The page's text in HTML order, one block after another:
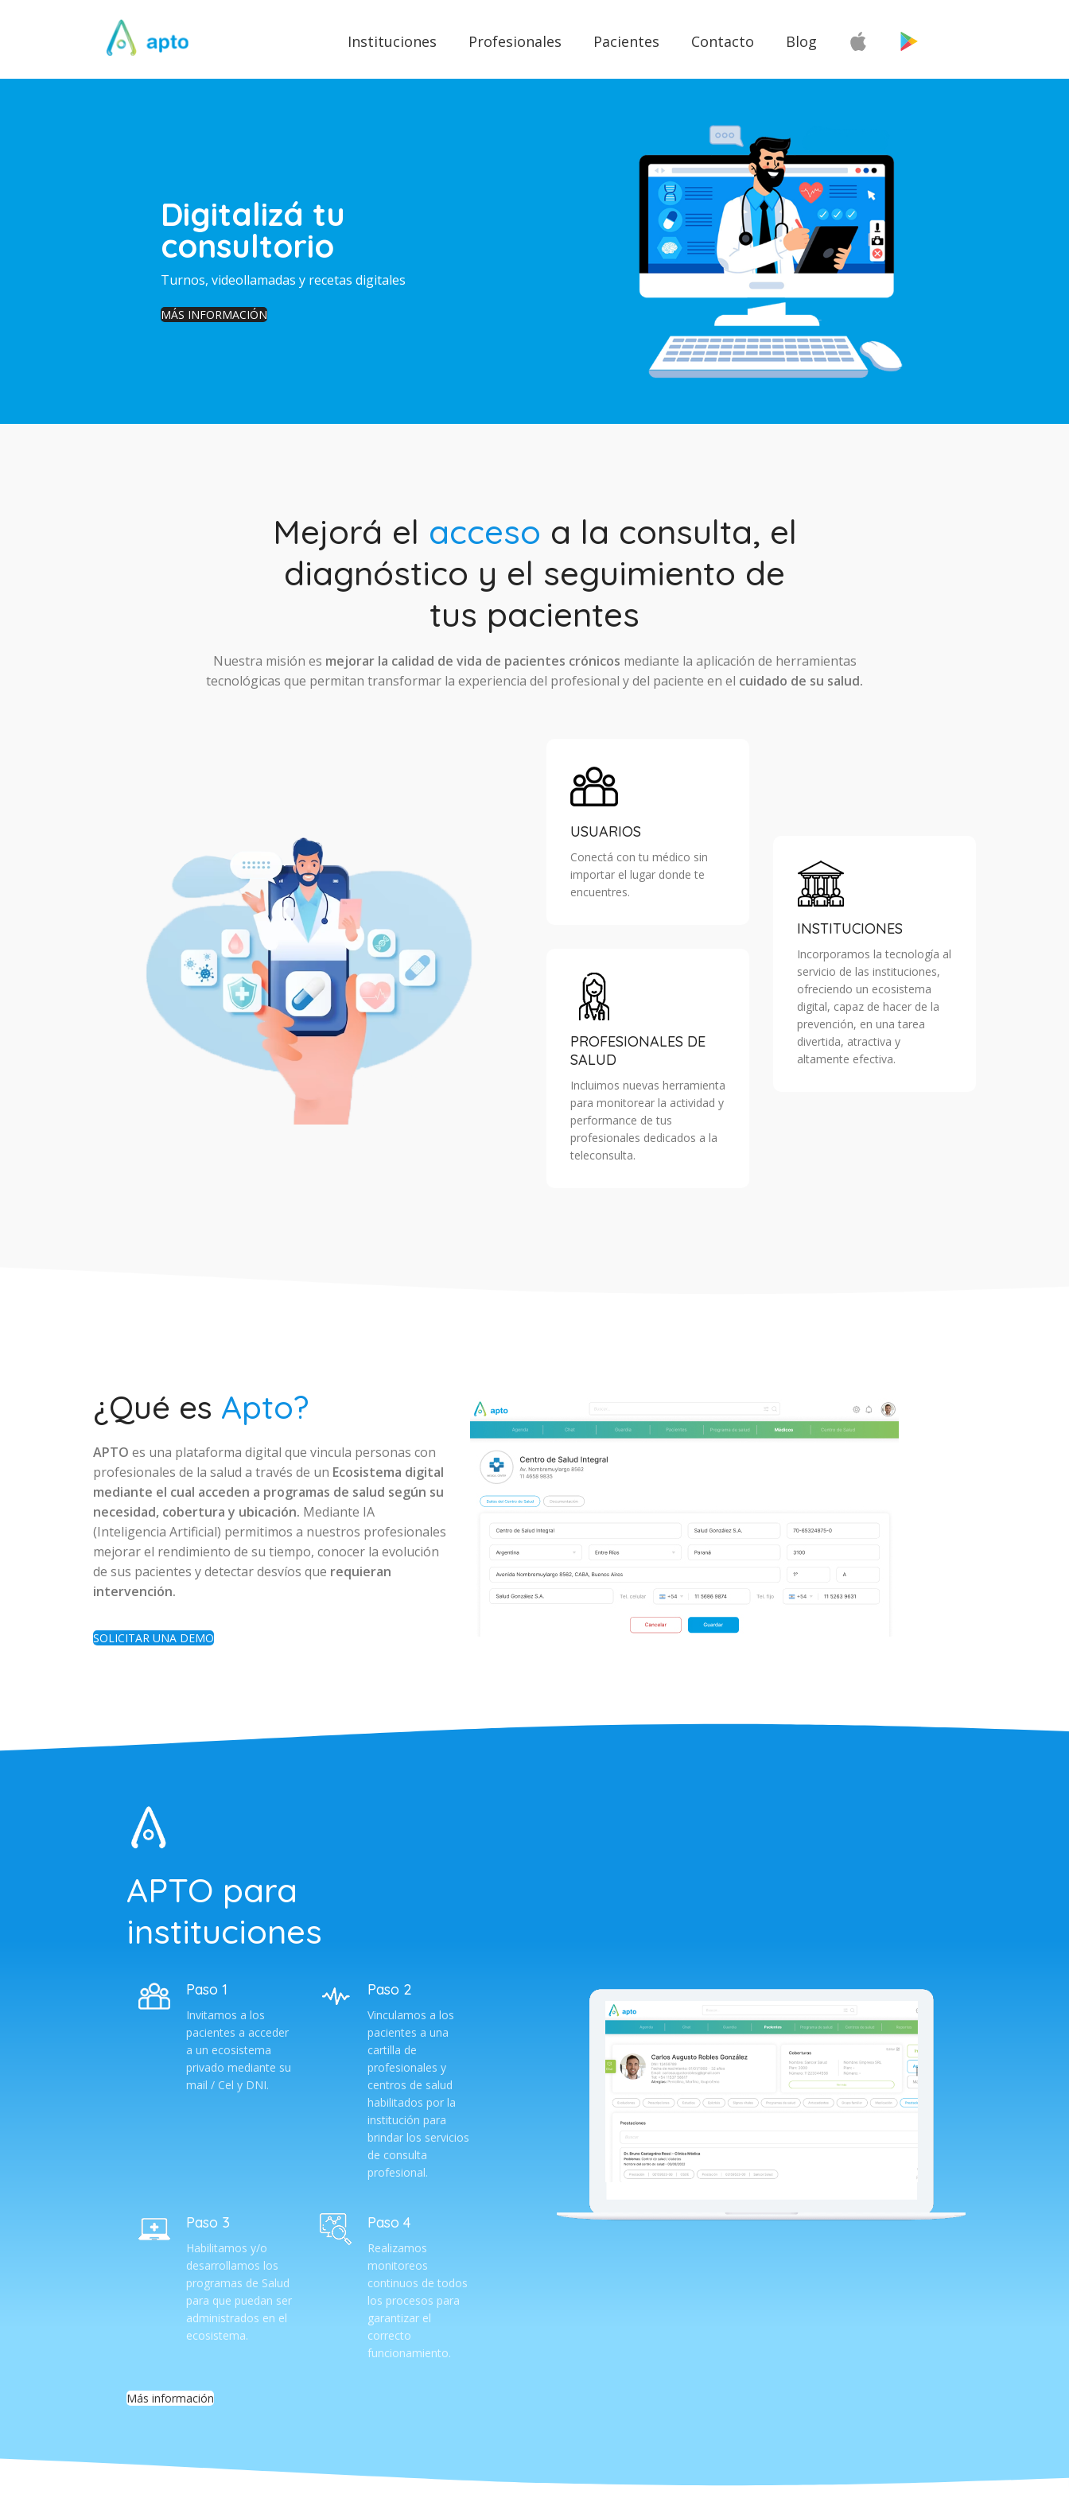
Instituciones Profesionales Pacientes Contacto Blog
Digitalizá tu
consultorio
Turnos, videollamadas y recetas digitales
MÁS INFORMACIÓN
Mejorá el acceso a la consulta, el
diagnóstico y el seguimiento de
tus pacientes
Nuestra misión es mejorar la calidad de vida de pacientes crónicos mediante la aplicación de herramientas
tecnológicas que permitan transformar la experiencia del profesional y del paciente en el cuidado de su salud.
USUARIOS
Conectá con tu médico sin
importar el lugar donde te
encuentres.
PROFESIONALES DE
SALUD
Incluimos nuevas herramienta
para monitorear la actividad y
performance de tus
profesionales dedicados a la
teleconsulta.
INSTITUCIONES
Incorporamos la tecnología al
servicio de las instituciones,
ofreciendo un ecosistema
digital, capaz de hacer de la
prevención, en una tarea
divertida, atractiva y
altamente efectiva.
¿Qué es Apto?
APTO es una plataforma digital que vincula personas con
profesionales de la salud a través de un Ecosistema digital
mediante el cual acceden a programas de salud según su
necesidad, cobertura y ubicación. Mediante IA
(Inteligencia Artificial) permitimos a nuestros profesionales
mejorar el rendimiento de su tiempo, conocer la evolución
de sus pacientes y detectar desvíos que requieran
intervención.
SOLICITAR UNA DEMO
APTO para
instituciones
Paso 1
Invitamos a los
pacientes a acceder
a un ecosistema
privado mediante su
mail / Cel y DNI.
Paso 2
Vinculamos a los
pacientes a una
cartilla de
profesionales y
centros de salud
habilitados por la
institución para
brindar los servicios
de consulta
profesional.
Paso 3
Habilitamos y/o
desarrollamos los
programas de Salud
para que puedan ser
administrados en el
ecosistema.
Paso 4
Realizamos
monitoreos
continuos de todos
los procesos para
garantizar el
correcto
funcionamiento.
Más información